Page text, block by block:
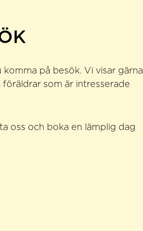
på besök. Vi visar gärna
som är intresserade
oss och boka en lämplig dag